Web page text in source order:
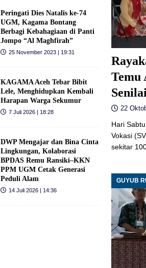
Temu
22
Hari
Vokasi
sekitar
GUYUB
Peringati Dies Natalis ke-74
UGM, Kagama Bontang
Berbagi Kebahagiaan di Panti
Jompo “Al Maghfirah”
25 November 2023 | 19:31
KAGAMA Aceh Tebar Bibit
Lele, Menghidupkan Kembali
Harapan Warga Sekumur
7 Juli 2026 | 18:28
DWP Mengajar dan Bina Cinta
Lingkungan, Kolaborasi
BPDAS Remu Ransiki–KKN
PPM UGM Cetak Generasi
Peduli Alam
14 Juli 2026 | 14:36